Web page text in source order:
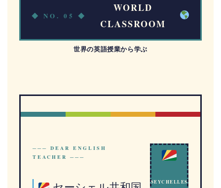
◆ NO. 05 ◆
WORLD
CLASSROOM
世界の英語授業から学ぶ
SEYCHELLES
─── DEAR ENGLISH
TEACHER ───